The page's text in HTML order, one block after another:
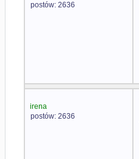
postów: 2636
irena
postów: 2636